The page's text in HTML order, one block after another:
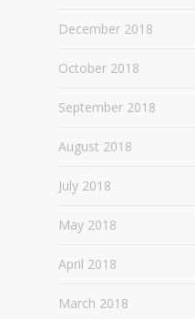
December 2018
October 2018
September 2018
August 2018
July 2018
May 2018
April 2018
March 2018